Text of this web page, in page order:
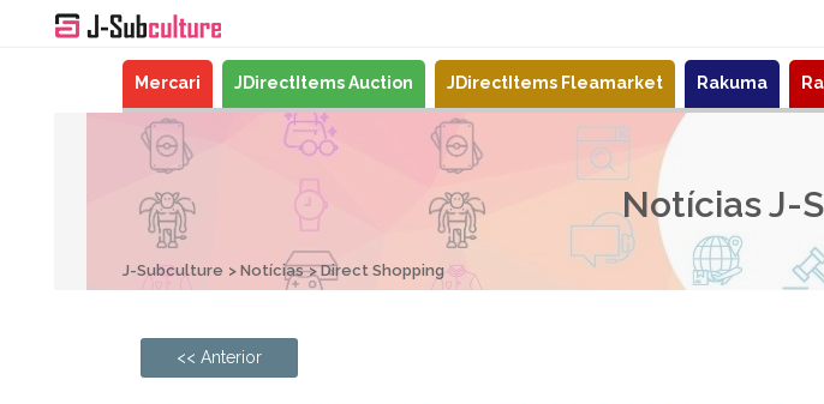
Mercari JDirectItems Auction JDirectItems Fleamarket Rakuma
Notícias J-
J-Subculture Notícias Direct Shopping
<< Anterior